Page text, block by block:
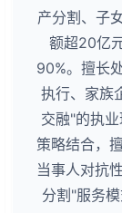
产分割、子
额超20亿
90%。擅长
执行、家族
交融"的执
策略结合，
当事人对抗
分割"服务